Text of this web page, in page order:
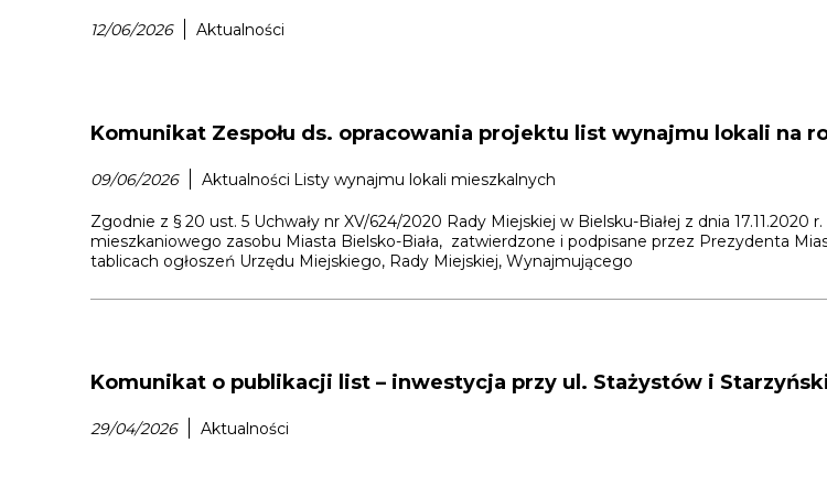
12/06/2026 Aktualności
Komunikat Zespołu ds. opracowania projektu list wynajmu lokali na
09/06/2026 Aktualności Listy wynajmu lokali mieszkalnych
Zgodnie z § 20 ust. 5 Uchwały nr XV/624/2020 Rady Miejskiej w Bielsku-Białej z dnia
mieszkaniowego zasobu Miasta Bielsko-Biała, zatwierdzone i podpisane przez Prezydenta
tablicach ogłoszeń Urzędu Miejskiego, Rady Miejskiej, Wynajmującego
Komunikat o publikacji list – inwestycja przy ul. Stażystów i
29/04/2026 Aktualności